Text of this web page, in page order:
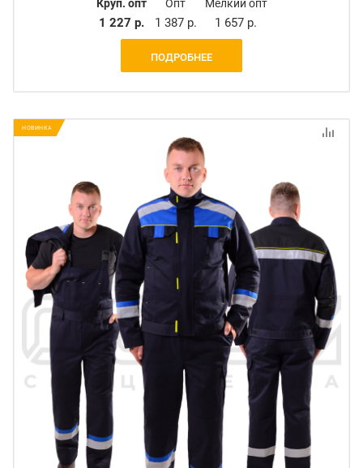
Круп. опт
1 227 р.
Опт
1 387 р.
Мелкий опт
1 657 р.
ПОДРОБНЕЕ
НОВИНКА